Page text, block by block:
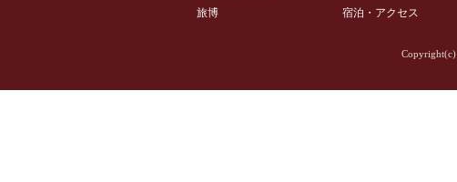
旅博
宿泊・アクセス
Copyright(c)